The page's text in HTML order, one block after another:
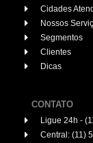
Cidades
Nossos
Segmentos
Clientes
Dicas
CONTATO
Ligue 24h -
Central: (11)